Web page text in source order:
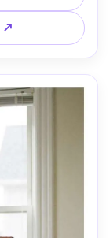
fresca, 85mm
humor
sombras
quadro-AR
↗